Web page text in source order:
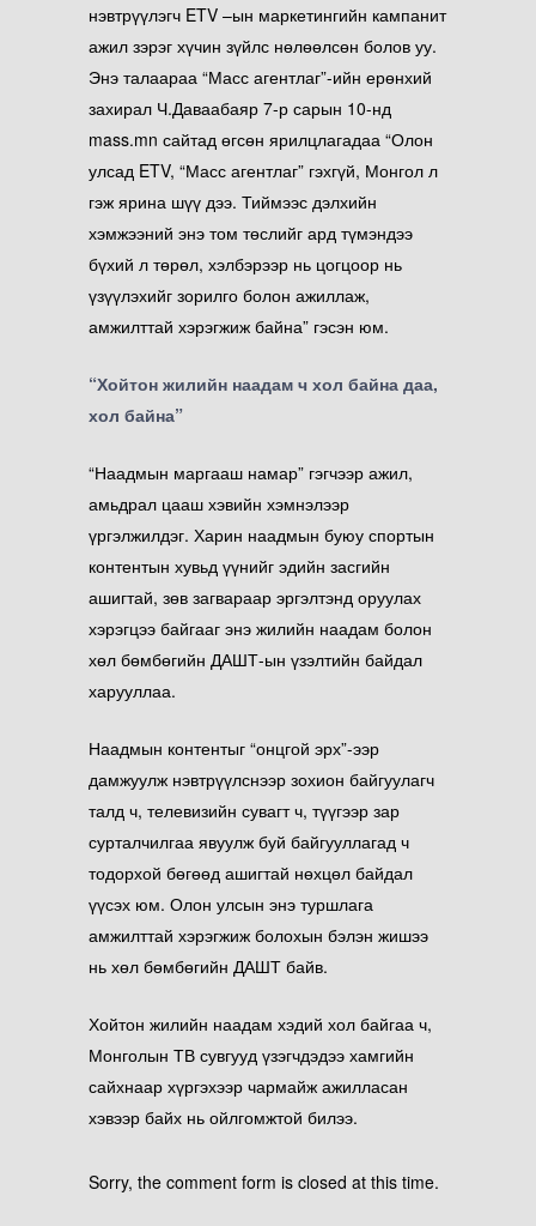
нэвтрүүлэгч ETV –ын маркетингийн кампанит
ажил зэрэг хүчин зүйлс нөлөөлсөн болов уу.
Энэ талаараа “Масс агентлаг”-ийн ерөнхий
захирал Ч.Даваабаяр 7-р сарын 10-нд
mass.mn сайтад өгсөн ярилцлагадаа “Олон
улсад ETV, “Масс агентлаг” гэхгүй, Монгол л
гэж ярина шүү дээ. Тиймээс дэлхийн
хэмжээний энэ том төслийг ард түмэндээ
бүхий л төрөл, хэлбэрээр нь цогцоор нь
үзүүлэхийг зорилго болон ажиллаж,
амжилттай хэрэгжиж байна” гэсэн юм.
“Хойтон жилийн наадам ч хол байна даа,
хол байна”
“Наадмын маргааш намар” гэгчээр ажил,
амьдрал цааш хэвийн хэмнэлээр
үргэлжилдэг. Харин наадмын буюу спортын
контентын хувьд үүнийг эдийн засгийн
ашигтай, зөв загвараар эргэлтэнд оруулах
хэрэгцээ байгааг энэ жилийн наадам болон
хөл бөмбөгийн ДАШТ-ын үзэлтийн байдал
харууллаа.
Наадмын контентыг “онцгой эрх”-ээр
дамжуулж нэвтрүүлснээр зохион байгуулагч
талд ч, телевизийн сувагт ч, түүгээр зар
сурталчилгаа явуулж буй байгууллагад ч
тодорхой бөгөөд ашигтай нөхцөл байдал
үүсэх юм. Олон улсын энэ туршлага
амжилттай хэрэгжиж болохын бэлэн жишээ
нь хөл бөмбөгийн ДАШТ байв.
Хойтон жилийн наадам хэдий хол байгаа ч,
Монголын ТВ сувгууд үзэгчдэдээ хамгийн
сайхнаар хүргэхээр чармайж ажилласан
хэвээр байх нь ойлгомжтой билээ.
Sorry, the comment form is closed at this time.